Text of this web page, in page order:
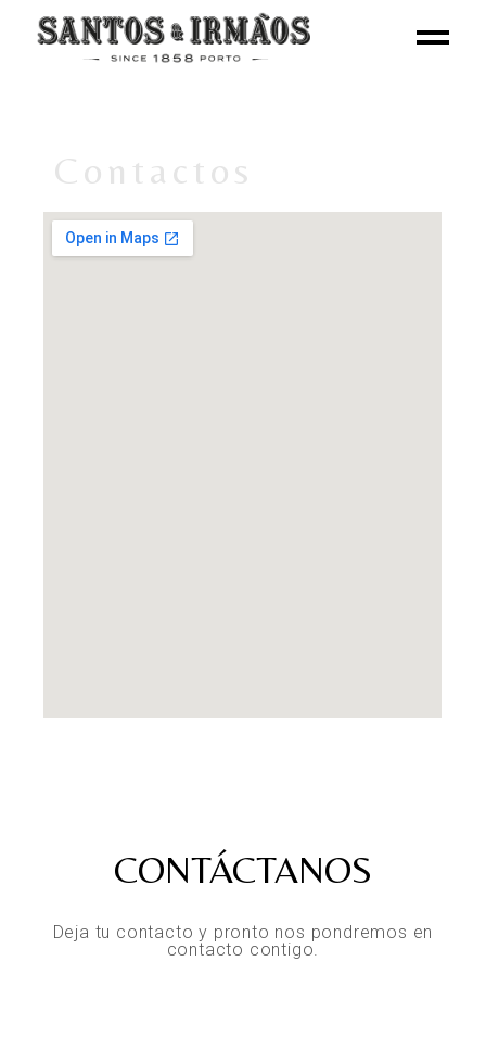
Contactos
CONTÁCTANOS
Deja tu contacto y pronto nos pondremos en
contacto contigo.